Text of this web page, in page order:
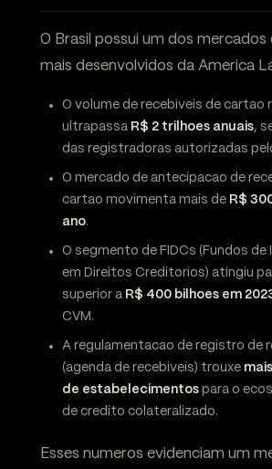
O Brasil possui um dos mercados
mais desenvolvidos da America
O volume de recebiveis de cartao
ultrapassa R$ 2 trilhoes anuais,
das registradoras autorizadas
O mercado de antecipacao de
cartao movimenta mais de R$
ano.
O segmento de FIDCs (Fundos
em Direitos Creditorios) atingiu
superior a R$ 400 bilhoes em
CVM.
A regulamentacao de registro de
(agenda de recebiveis) trouxe
de estabelecimentos para o
de credito colateralizado.
Esses numeros evidenciam um